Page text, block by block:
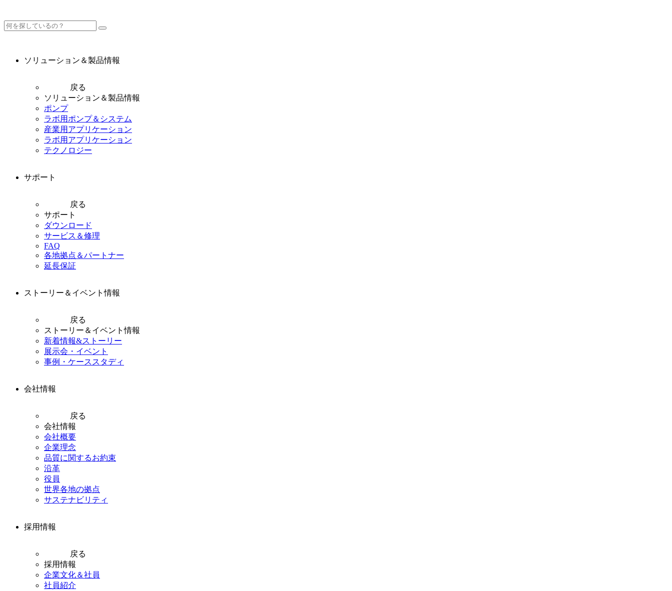
ソリューション＆製品情報
戻る
ソリューション＆製品情報
ポンプ
ラボ用ポンプ＆システム
産業用アプリケーション
ラボ用アプリケーション
テクノロジー
サポート
戻る
サポート
ダウンロード
サービス＆修理
FAQ
各地拠点＆パートナー
延長保証
ストーリー＆イベント情報
戻る
ストーリー＆イベント情報
新着情報&ストーリー
展示会・イベント
事例・ケーススタディ
会社情報
戻る
会社情報
会社概要
企業理念
品質に関するお約束
沿革
役員
世界各地の拠点
サステナビリティ
採用情報
戻る
採用情報
企業文化＆社員
社員紹介